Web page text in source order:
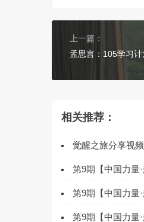
上一篇：
孟思言：105学习
相关推荐：
觉醒之旅分享视频
第9期【中国力量
第9期【中国力量
第9期【中国力量